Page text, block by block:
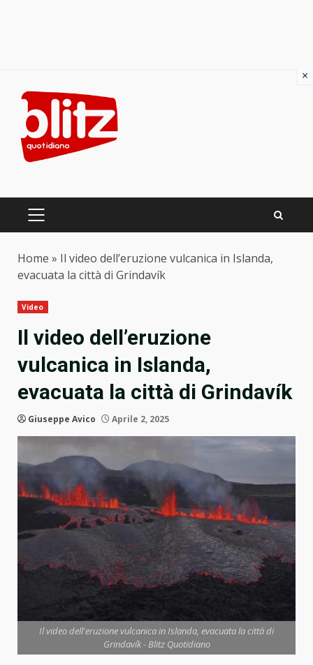
content
PRIMARY
Home » Il video dell’eruzione vulcanica in Islanda,
evacuata la città di Grindavík
Video
Il video dell’eruzione
vulcanica in Islanda,
evacuata la città di Grindavík
Giuseppe Avico Aprile 2, 2025
Il video dell'eruzione vulcanica in Islanda, evacuata la città di
Grindavík - Blitz Quotidiano
×